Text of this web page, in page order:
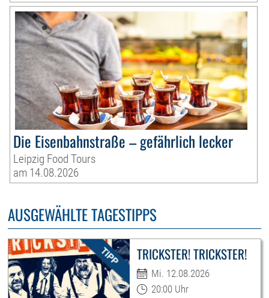
Die Eisenbahnstraße – gefährlich lecker
Leipzig Food Tours
am 14.08.2026
AUSGEWÄHLTE TAGESTIPPS
TRICKSTER! TRICKSTER!
Mi. 12.08.2026
20:00 Uhr